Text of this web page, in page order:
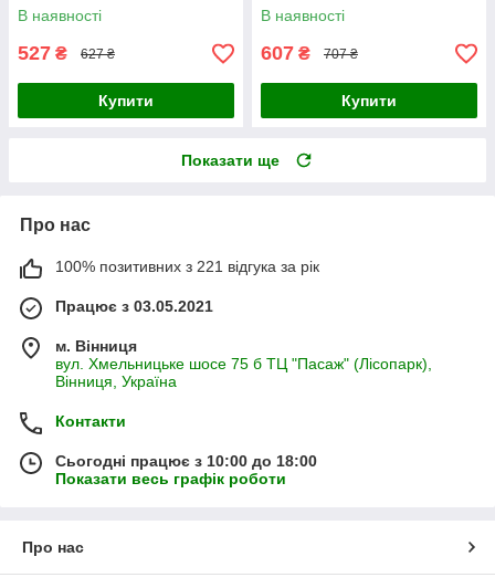
В наявності
527 ₴ 627 ₴
Купити
В наявності
607 ₴ 707 ₴
Купити
Показати ще
Про нас
100% позитивних з 221 відгука за рік
Працює з 03.05.2021
м. Вінниця
вул. Хмельницьке шосе 75 б ТЦ "Пасаж" (Лісопарк),
Вінниця, Україна
Контакти
Сьогодні працює з 10:00 до 18:00
Показати весь графік роботи
Про нас